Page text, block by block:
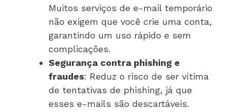
Muitos serviços de e-mail temporário
não exigem que você crie uma conta,
garantindo um uso rápido e sem
complicações.
Segurança contra phishing e
fraudes: Reduz o risco de ser vítima
de tentativas de phishing, já que
esses e-mails são descartáveis.